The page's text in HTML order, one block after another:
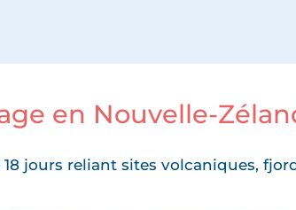
en Nouvelle-
jours reliant sites volcaniques,